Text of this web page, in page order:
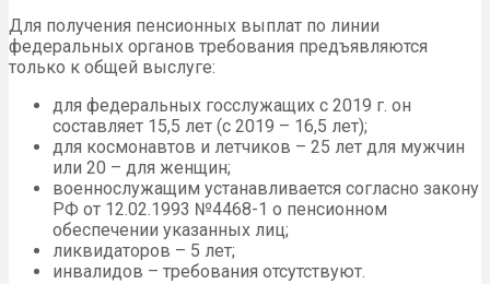
Для получения пенсионных выплат по линии
федеральных органов требования предъявляются
только к общей выслуге:
для федеральных госслужащих с 2019 г. он
составляет 15,5 лет (с 2019 – 16,5 лет);
для космонавтов и летчиков – 25 лет для мужчин
или 20 – для женщин;
военнослужащим устанавливается согласно закону
РФ от 12.02.1993 №4468-1 о пенсионном
обеспечении указанных лиц;
ликвидаторов – 5 лет;
инвалидов – требования отсутствуют.